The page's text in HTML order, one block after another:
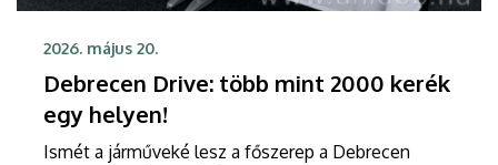
2026. május 20.
Debrecen Drive: több mint 2000 kerék
egy helyen!
Ismét a járműveké lesz a főszerep a Debrecen